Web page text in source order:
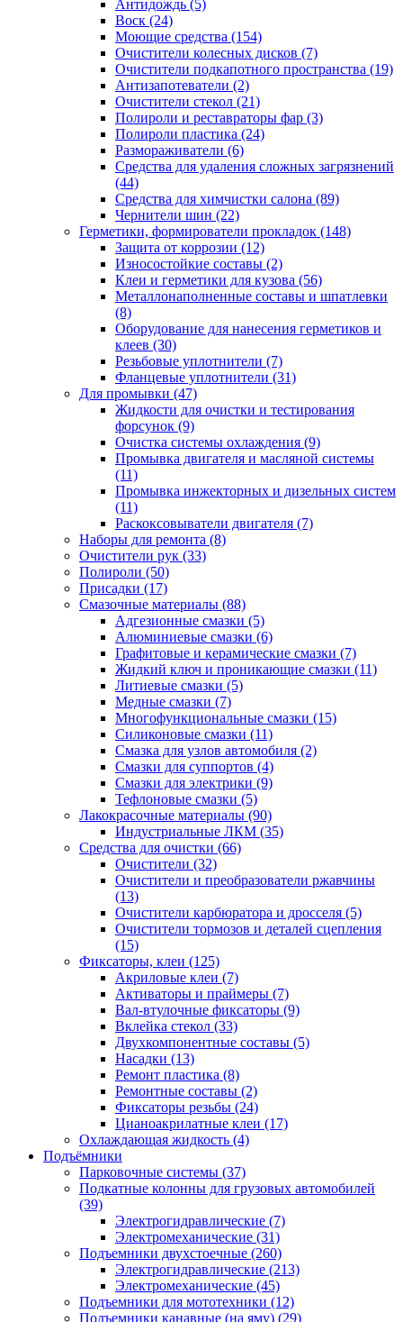
Антидождь (5)
Воск (24)
Моющие средства (154)
Очистители колесных дисков (7)
Очистители подкапотного пространства (19)
Антизапотеватели (2)
Очистители стекол (21)
Полироли и реставраторы фар (3)
Полироли пластика (24)
Размораживатели (6)
Средства для удаления сложных загрязнений
(44)
Средства для химчистки салона (89)
Чернители шин (22)
Герметики, формирователи прокладок (148)
Защита от коррозии (12)
Износостойкие составы (2)
Клеи и герметики для кузова (56)
Металлонаполненные составы и шпатлевки
(8)
Оборудование для нанесения герметиков и
клеев (30)
Резьбовые уплотнители (7)
Фланцевые уплотнители (31)
Для промывки (47)
Жидкости для очистки и тестирования
форсунок (9)
Очистка системы охлаждения (9)
Промывка двигателя и масляной системы
(11)
Промывка инжекторных и дизельных систем
(11)
Раскоксовыватели двигателя (7)
Наборы для ремонта (8)
Очистители рук (33)
Полироли (50)
Присадки (17)
Смазочные материалы (88)
Адгезионные смазки (5)
Алюминиевые смазки (6)
Графитовые и керамические смазки (7)
Жидкий ключ и проникающие смазки (11)
Литиевые смазки (5)
Медные смазки (7)
Многофункциональные смазки (15)
Силиконовые смазки (11)
Смазка для узлов автомобиля (2)
Смазки для суппортов (4)
Смазки для электрики (9)
Тефлоновые смазки (5)
Лакокрасочные материалы (90)
Индустриальные ЛКМ (35)
Средства для очистки (66)
Очистители (32)
Очистители и преобразователи ржавчины
(13)
Очистители карбюратора и дросселя (5)
Очистители тормозов и деталей сцепления
(15)
Фиксаторы, клеи (125)
Акриловые клеи (7)
Активаторы и праймеры (7)
Вал-втулочные фиксаторы (9)
Вклейка стекол (33)
Двухкомпонентные составы (5)
Насадки (13)
Ремонт пластика (8)
Ремонтные составы (2)
Фиксаторы резьбы (24)
Цианоакрилатные клеи (17)
Охлаждающая жидкость (4)
Подъёмники
Парковочные системы (37)
Подкатные колонны для грузовых автомобилей
(39)
Электрогидравлические (7)
Электромеханические (31)
Подъемники двухстоечные (260)
Электрогидравлические (213)
Электромеханические (45)
Подъемники для мототехники (12)
Подъемники канавные (на яму) (29)